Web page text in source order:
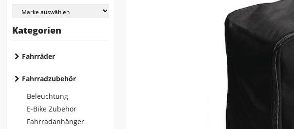
Kategorien
Fahrräder
Fahrradzubehör
Beleuchtung
E-Bike Zubehör
Fahrradanhänger